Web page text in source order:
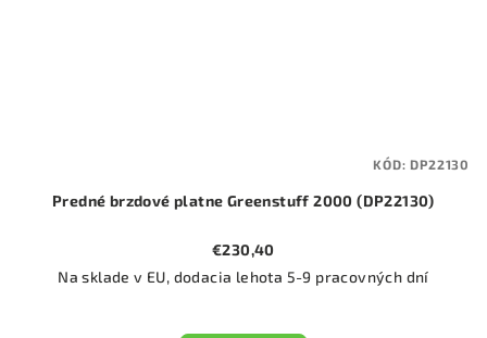
Predné brzdové platne Greenstuff 2000 (DP22130)
€230,40
Na sklade v EU, dodacia lehota 5-9 pracovných dní
KÓD:DP22130